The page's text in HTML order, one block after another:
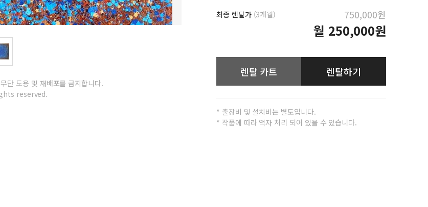
무단 도용 및 재배포를 금지합니다.
reserved.
최종 렌탈가(3개월) 750,000원
월 250,000원
렌탈 카트 렌탈하기
* 출장비 및 설치비는 별도입니다.
* 작품에 따라 액자 처리 되어 있을 수 있습니다.